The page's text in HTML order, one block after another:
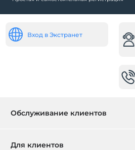
Ресторан
Семейные комнаты
Камеры хранения для багажа
Клининговые услуги
Прачечная
Вход в Экстранет
Обслуживание клиентов
Для клиентов